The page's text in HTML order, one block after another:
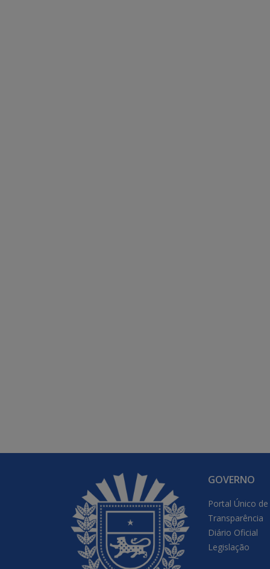
GOVERNO
Portal Único
Transparência
Diário Oficial
Legislação